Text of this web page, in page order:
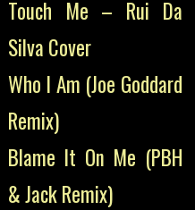
Touch Me – Rui Da
Silva Cover
Who I Am (Joe Goddard
Remix)
Blame It On Me (PBH
& Jack Remix)